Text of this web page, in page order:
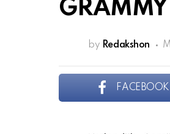
by Redakshon
FACEBOOK